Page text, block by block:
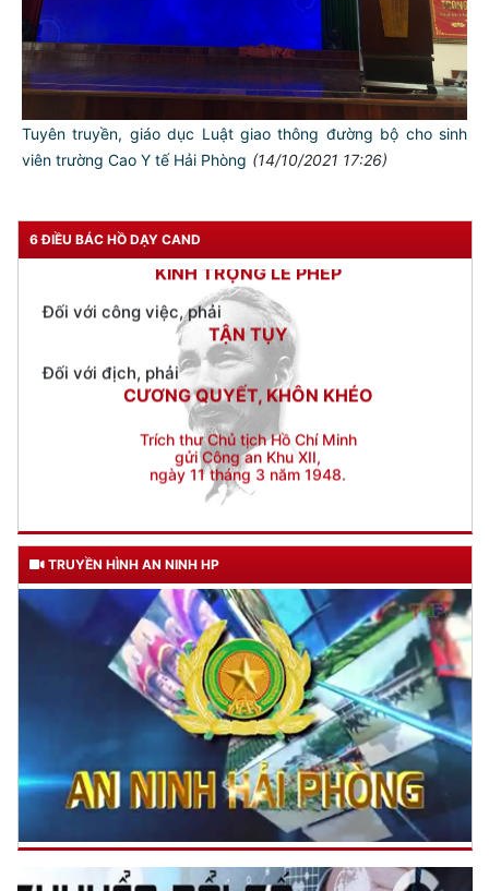
Tuyên truyền, giáo dục Luật giao thông đường bộ cho sinh
viên trường Cao Y tế Hải Phòng (14/10/2021 17:26)
6 ĐIỀU BÁC HỒ DẠY CAND
CẦN, KIỆM, LIÊM, CHÍNH
Đối với đồng sự, phải
THÂN ÁI GIÚP ĐỠ
Đối với chính phủ, phải
TUYỆT ĐỐI TRUNG THÀNH
Đối với công việc, phải
TẬN TỤY
Đối với địch, phải
CƯƠNG QUYẾT, KHÔN KHÉO
Trích thư Chủ tịch Hồ Chí Minh
gửi Công an Khu XII,
ngày 11 tháng 3 năm 1948.
TRUYỀN HÌNH AN NINH HP